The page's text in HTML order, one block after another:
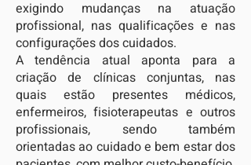
exigindo mudanças na atuação
profissional, nas qualificações e nas
configurações dos cuidados.​
A tendência atual aponta para a
criação de clínicas conjuntas, nas
quais estão presentes médicos,
enfermeiros, fisioterapeutas e outros
profissionais, sendo também
orientadas ao cuidado e bem estar dos